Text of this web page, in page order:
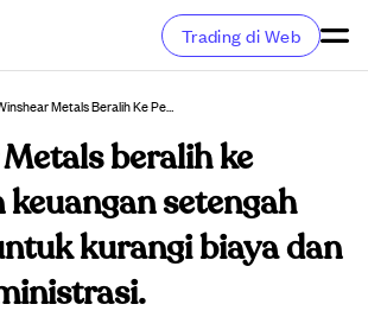
Trading di Web
Winshear Metals Beralih Ke Pelaporan Keuangan Setengah Tahunan Untuk Kurangi Biaya Dan Beban Administrasi.
beralih ke
setengah
kurangi biaya dan